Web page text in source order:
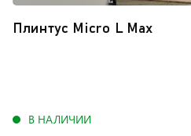
Плинтус Micro L Max
В НАЛИЧИИ